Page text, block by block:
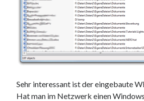
Sehr interessant ist der eingebaute
Hat man im Netzwerk einen